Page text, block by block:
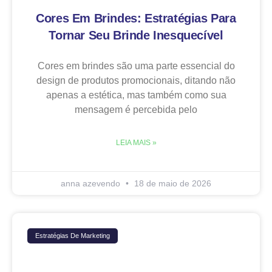
Cores Em Brindes: Estratégias Para
Tornar Seu Brinde Inesquecível
Cores em brindes são uma parte essencial do
design de produtos promocionais, ditando não
apenas a estética, mas também como sua
mensagem é percebida pelo
LEIA MAIS »
anna azevendo 18 de maio de 2026
Estratégias De Marketing